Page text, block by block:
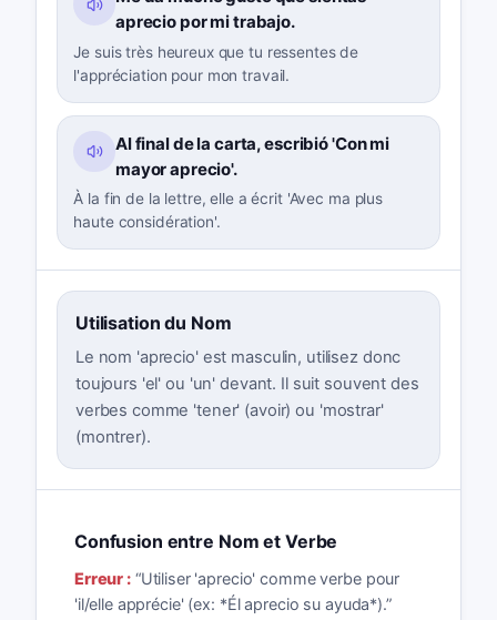
aprecio por mi trabajo.
Je suis très heureux que tu ressentes de
l'appréciation pour mon travail.
Al final de la carta, escribió 'Con mi
mayor aprecio'.
À la fin de la lettre, elle a écrit 'Avec ma plus
haute considération'.
Utilisation du Nom
Le nom 'aprecio' est masculin, utilisez donc
toujours 'el' ou 'un' devant. Il suit souvent des
verbes comme 'tener' (avoir) ou 'mostrar'
(montrer).
Confusion entre Nom et Verbe
Erreur :“Utiliser 'aprecio' comme verbe pour
'il/elle apprécie' (ex: *Él aprecio su ayuda*).”